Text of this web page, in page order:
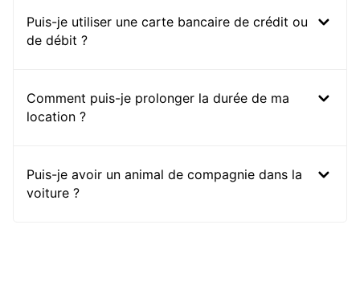
Puis-je utiliser une carte bancaire de crédit ou
de débit ?
Comment puis-je prolonger la durée de ma
location ?
Puis-je avoir un animal de compagnie dans la
voiture ?